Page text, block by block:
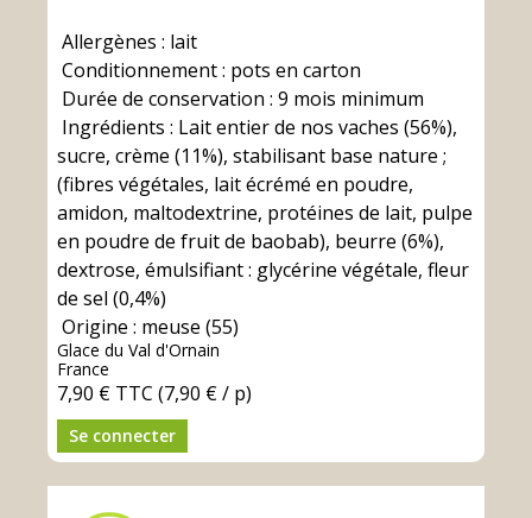
Allergènes : lait
Conditionnement : pots en carton
Durée de conservation : 9 mois minimum
Ingrédients : Lait entier de nos vaches (56%),
sucre, crème (11%), stabilisant base nature ;
(fibres végétales, lait écrémé en poudre,
amidon, maltodextrine, protéines de lait, pulpe
en poudre de fruit de baobab), beurre (6%),
dextrose, émulsifiant : glycérine végétale, fleur
de sel (0,4%)
Origine : meuse (55)
Glace du Val d'Ornain
France
7,90 € TTC (7,90 € / p)
Se connecter